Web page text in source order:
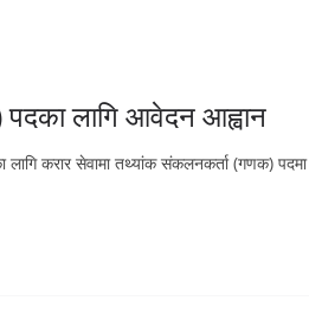
पदका लागि आवेदन आह्वान
लागि करार सेवामा तथ्यांक संकलनकर्ता (गणक) पदमा